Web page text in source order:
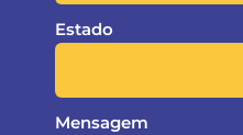
Estado
Mensagem